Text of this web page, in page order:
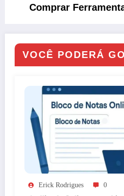
Comprar
VOCÊ PODERÁ
Erick Rodrigues 0